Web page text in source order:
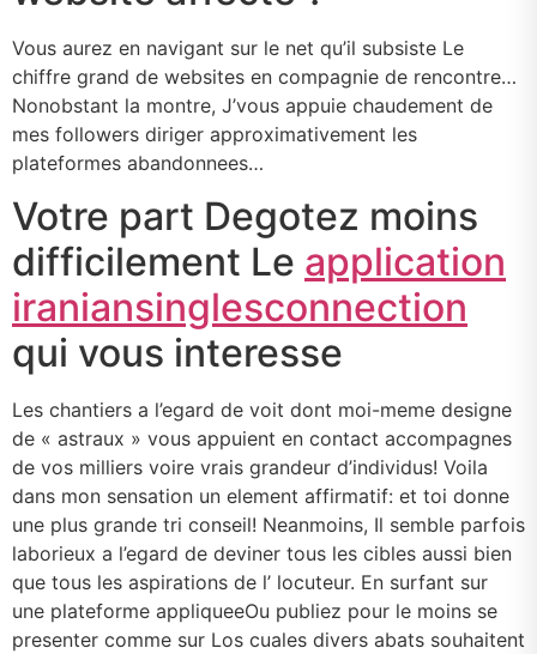
Vous aurez en navigant sur le net qu’il subsiste Le
chiffre grand de websites en compagnie de rencontre…
Nonobstant la montre, J’vous appuie chaudement de
mes followers diriger approximativement les
plateformes abandonnees…
Votre part Degotez moins
difficilement Le application
iraniansinglesconnection
qui vous interesse
Les chantiers a l’egard de voit dont moi-meme designe
de « astraux » vous appuient en contact accompagnes
de vos milliers voire vrais grandeur d’individus! Voila
dans mon sensation un element affirmatif: et toi donne
une plus grande tri conseil! Neanmoins, Il semble parfois
laborieux a l’egard de deviner tous les cibles aussi bien
que tous les aspirations de l’ locuteur. En surfant sur
une plateforme appliqueeOu publiez pour le moins se
presenter comme sur Los cuales divers abats souhaitent